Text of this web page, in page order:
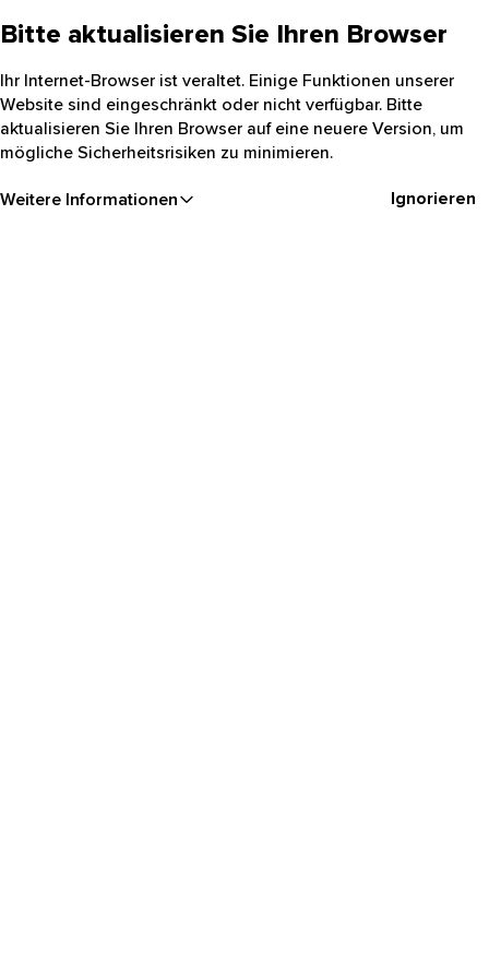
Bitte aktualisieren Sie Ihren Browser
Ihr Internet-Browser ist veraltet. Einige Funktionen unserer
Website sind eingeschränkt oder nicht verfügbar. Bitte
aktualisieren Sie Ihren Browser auf eine neuere Version, um
mögliche Sicherheitsrisiken zu minimieren.
Weitere Informationen Ignorieren